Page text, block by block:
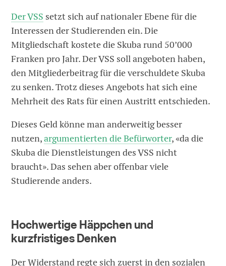
Der VSS setzt sich auf nationaler Ebene für die
Interessen der Studierenden ein. Die
Mitgliedschaft kostete die Skuba rund 50’000
Franken pro Jahr. Der VSS soll angeboten haben,
den Mitgliederbeitrag für die verschuldete Skuba
zu senken. Trotz dieses Angebots hat sich eine
Mehrheit des Rats für einen Austritt entschieden.
Dieses Geld könne man anderweitig besser
nutzen,argumentierten die Befürworter, «da die
Skuba die Dienstleistungen des VSS nicht
braucht». Das sehen aber offenbar viele
Studierende anders.
Hochwertige Häppchen und
kurzfristiges Denken
Der Widerstand regte sich zuerst in den sozialen